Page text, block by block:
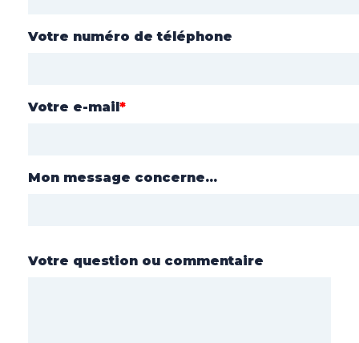
Votre numéro de téléphone
Votre e-mail *
Mon message concerne...
Votre question ou commentaire